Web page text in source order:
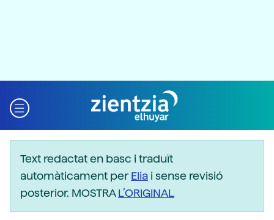
Text redactat en basc i traduït
automàticament perElia i sense revisió
posterior. MOSTRAL’ORIGINAL